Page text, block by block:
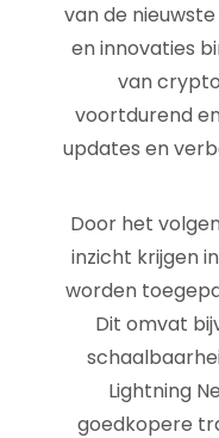
van de
en innovaties
van
voortdurend
updates en
Door het
inzicht krijgen
worden
Dit omvat
Lightning
goedkopere